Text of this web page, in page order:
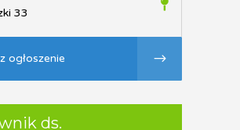
33
ogłoszenie
ds.